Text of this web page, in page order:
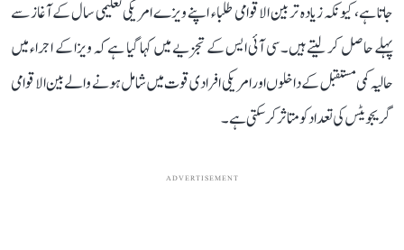
جاتا ہے، کیونکہ زیادہ تر بین الاقوامی طلباء اپنے ویزے امریکی تعلیمی سال کے آغاز سے
پہلے حاصل کر لیتے ہیں۔ سی آئی ایس کے تجزیے میں کہا گیا ہے کہ ویزا کے اجراء میں
حالیہ کمی مستقبل کے داخلوں اور امریکی افرادی قوت میں شامل ہونے والے بین الاقوامی
گریجویٹس کی تعداد کو متاثر کر سکتی ہے۔
ADVERTISEMENT